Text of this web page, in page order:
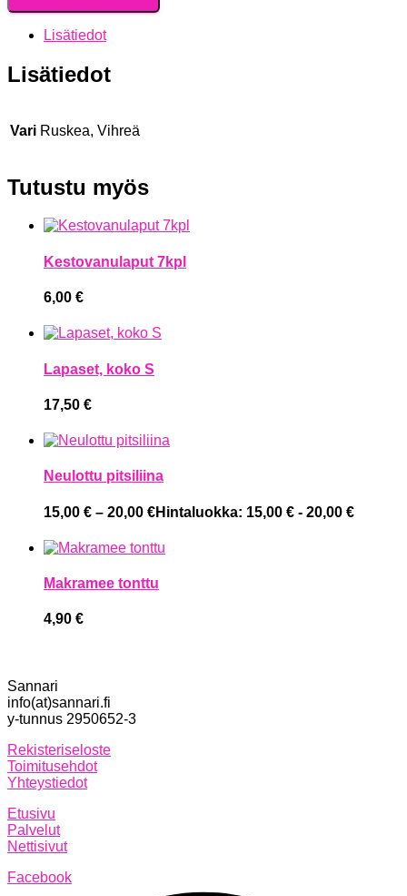
Lisätiedot
Lisätiedot
Vari Ruskea, Vihreä
Tutustu myös
Kestovanulaput 7kpl
6,00 €
Lapaset, koko S
17,50 €
Neulottu pitsiliina
15,00 € – 20,00 €Hintaluokka: 15,00 € - 20,00 €
Makramee tonttu
4,90 €
Sannari
info(at)sannari.fi
y-tunnus 2950652-3
Rekisteriseloste
Toimitusehdot
Yhteystiedot
Etusivu
Palvelut
Nettisivut
Facebook